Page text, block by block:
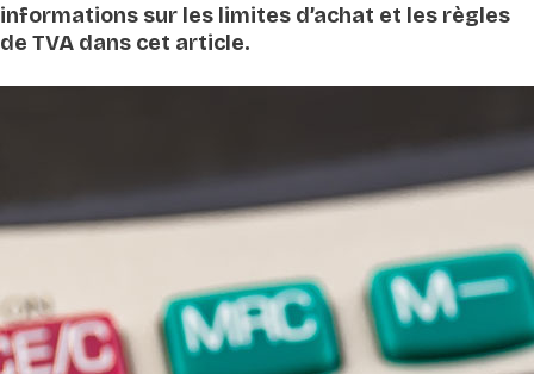
informations sur les limites d’achat et les règles
de TVA dans cet article.